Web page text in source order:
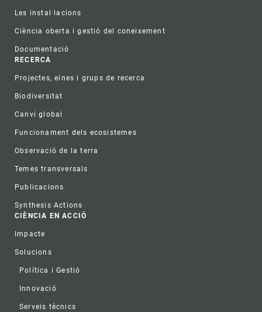
Les instal·lacions
Ciència oberta i gestió del coneixement
Documentació
RECERCA
Projectes, eines i grups de recerca
Biodiversitat
Canvi global
Funcionament dels ecosistemes
Observació de la terra
Temes transversals
Publicacions
Synthesis Actions
CIÈNCIA EN ACCIÓ
Impacte
Solucions
Política i Gestió
Innovació
Serveis tècnics